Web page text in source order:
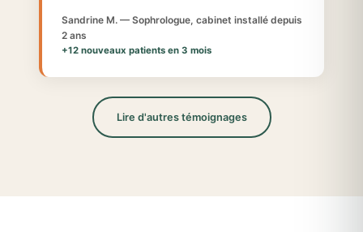
Sandrine M. — Sophrologue, cabinet installé depuis
2 ans
+12 nouveaux patients en 3 mois
Lire d'autres témoignages